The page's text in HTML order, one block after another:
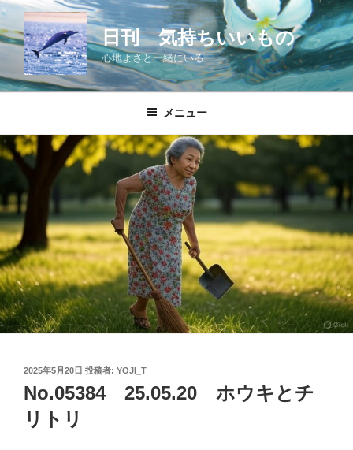
コ
ン
テ
ツ
キ
ッ
日刊 気持ちいいもの
心地よさと一緒にいる
メニュー
投
稿
日:
2025年5月20日 投稿者: YOJI_T
No.05384 25.05.20 ホウキとチ
リトリ